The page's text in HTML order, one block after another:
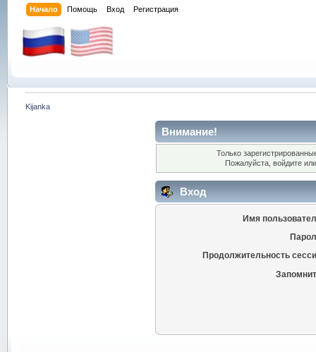
Начало Помощь Вход Регистрация
Kijanka
Внимание!
Только
Пожалуйста, войдите
Вход
Имя
Продолжительность